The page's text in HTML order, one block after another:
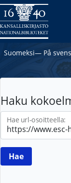
Suomeksi― På
Haku
Hae url-osoitteella: